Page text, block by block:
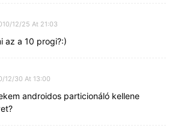
12/25 At 21:03
az a 10 progi?:)
12/30 At 13:00
androidos particionáló kellene